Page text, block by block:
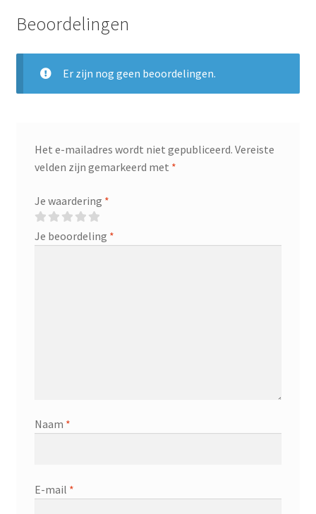
Beoordelingen
Er zijn nog geen beoordelingen.
Het e-mailadres wordt niet gepubliceerd. Vereiste
velden zijn gemarkeerd met *
Je waardering *
Je beoordeling *
Naam *
E-mail *